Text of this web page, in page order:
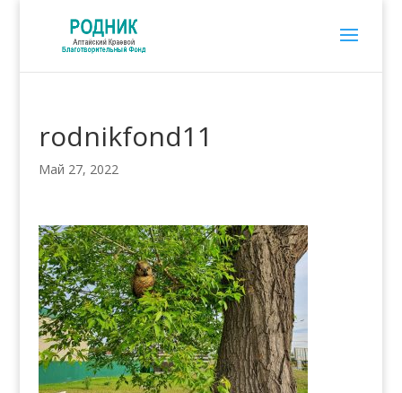
rodnikfond11
Май 27, 2022